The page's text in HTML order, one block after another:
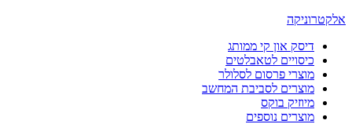
אלקטרוניקה
דיסק און קי ממותג
כיסויים לטאבלטים
מוצרי פרסום לסלולר
מוצרים לסביבת המחשב
מיוזיק בוקס
מוצרים נוספים